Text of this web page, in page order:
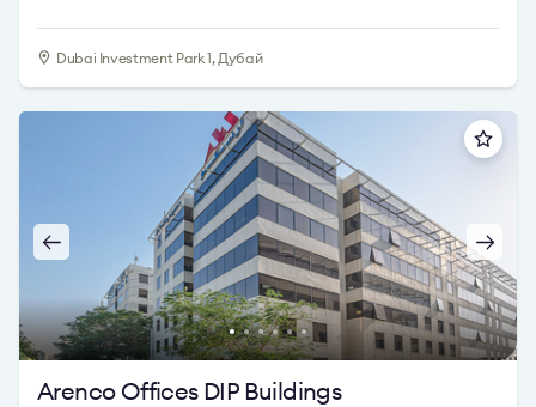
Dubai Investment Park 1, Дубай
Arenco Offices DIP Buildings